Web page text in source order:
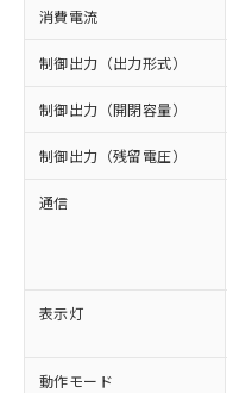
消費電流
制御出力（出力形式）
制御出力（開閉容量）
制御出力（残留電圧）
通信
表示灯
動作モード